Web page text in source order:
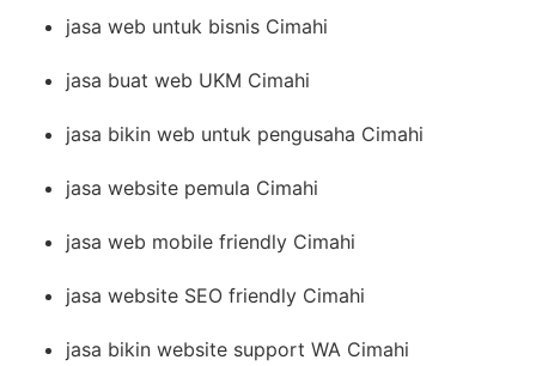
jasa web untuk bisnis Cimahi
jasa buat web UKM Cimahi
jasa bikin web untuk pengusaha Cimahi
jasa website pemula Cimahi
jasa web mobile friendly Cimahi
jasa website SEO friendly Cimahi
jasa bikin website support WA Cimahi